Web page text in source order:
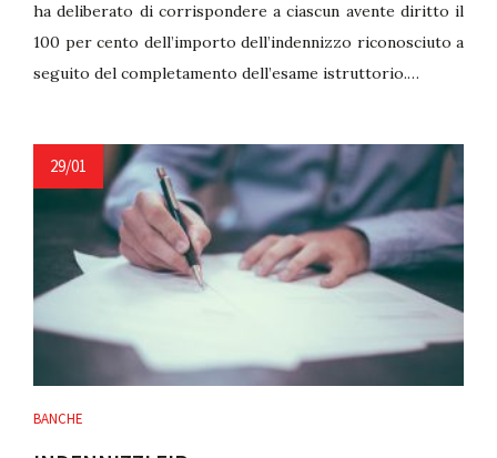
ha deliberato di corrispondere a ciascun avente diritto il
100 per cento dell’importo dell’indennizzo riconosciuto a
seguito del completamento dell’esame istruttorio.…
29/01
BANCHE